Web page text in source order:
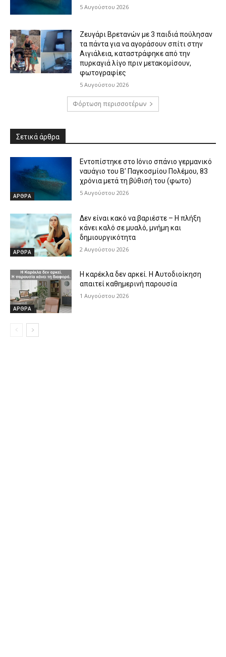
5 Αυγούστου 2026
Ζευγάρι Βρετανών με 3 παιδιά πούλησαν
τα πάντα για να αγοράσουν σπίτι στην
Αιγιάλεια, καταστράφηκε από την
πυρκαγιά λίγο πριν μετακομίσουν,
φωτογραφίες
5 Αυγούστου 2026
Φόρτωση περισσοτέρων
Σετικά άρθρα
ΑΡΘΡΑ
Εντοπίστηκε στο Ιόνιο σπάνιο γερμανικό
ναυάγιο του Β’ Παγκοσμίου Πολέμου, 83
χρόνια μετά τη βύθισή του (φωτο)
5 Αυγούστου 2026
ΑΡΘΡΑ
Δεν είναι κακό να βαριέστε – Η πλήξη
κάνει καλό σε μυαλό, μνήμη και
δημιουργικότητα
2 Αυγούστου 2026
ΑΡΘΡΑ
Η καρέκλα δεν αρκεί. Η Αυτοδιοίκηση
απαιτεί καθημερινή παρουσία
1 Αυγούστου 2026